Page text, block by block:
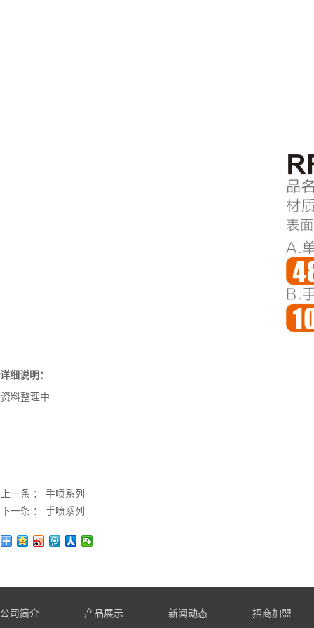
详细说明：
资料整理中... ...
上一条 ： 手喷系列
下一条 ： 手喷系列
公司简介 产品展示 新闻动态 招商加盟